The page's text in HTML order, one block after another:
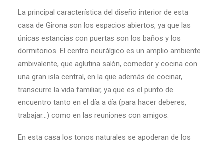
La principal característica del diseño interior de esta
casa de Girona son los espacios abiertos, ya que las
únicas estancias con puertas son los baños y los
dormitorios. El centro neurálgico es un amplio ambiente
ambivalente, que aglutina salón, comedor y cocina con
una gran isla central, en la que además de cocinar,
transcurre la vida familiar, ya que es el punto de
encuentro tanto en el día a día (para hacer deberes,
trabajar…) como en las reuniones con amigos.
En esta casa los tonos naturales se apoderan de los